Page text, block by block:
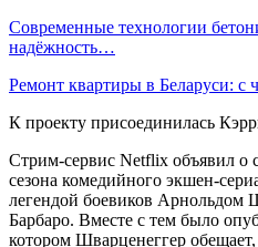
Современные технологии
надёжность…
Ремонт квартиры в Беларуси: с
К проекту присоединилась
Стрим-сервис Netflix объявил о
сезона комедийного экшен-
легендой боевиков Арнольдом
Барбаро. Вместе с тем было
котором Шварценеггер